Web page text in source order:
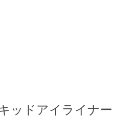
ッドアイライナー